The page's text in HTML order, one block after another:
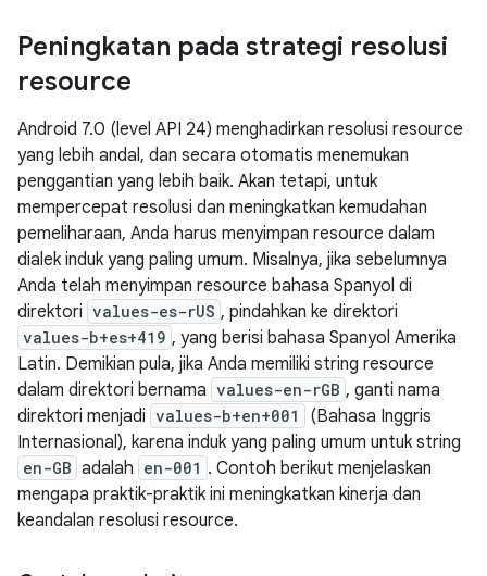
Peningkatan pada strategi resolusi
resource
Android 7.0 (level API 24) menghadirkan resolusi resource
yang lebih andal, dan secara otomatis menemukan
penggantian yang lebih baik. Akan tetapi, untuk
mempercepat resolusi dan meningkatkan kemudahan
pemeliharaan, Anda harus menyimpan resource dalam
dialek induk yang paling umum. Misalnya, jika sebelumnya
Anda telah menyimpan resource bahasa Spanyol di
direktori values-es-rUS , pindahkan ke direktori
values-b+es+419 , yang berisi bahasa Spanyol Amerika
Latin. Demikian pula, jika Anda memiliki string resource
dalam direktori bernama values-en-rGB , ganti nama
direktori menjadi values-b+en+001
(Bahasa Inggris
Internasional), karena induk yang paling umum untuk string
en-GB adalah en-001 . Contoh berikut menjelaskan
mengapa praktik-praktik ini meningkatkan kinerja dan
keandalan resolusi resource.